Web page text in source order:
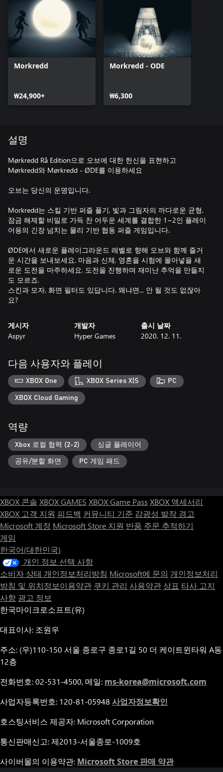
Morkredd
₩24,900+
Morkredd - ODE
₩6,300
설명
Mørkredd Rå Edition으로 오브에 대한 헌신을 표현하고
Mørkredd와 Mørkredd - ØDE를 이용하세요
오브는 당신의 운명입니다.
Morkredd는 스킬 기반 퍼즐 풀기, 빛과 그림자의 까다로운 균형,
잠금 해제할 비밀로 가득 찬 어두운 세계를 결합한 1~2인 플레이
어용의 긴장 넘치는 물리 기반 협동 퍼즐 게임입니다.
ØDE에서 새로운 플레이그라운드 레벨로 향해 오브와 함께 즐거
운 시간을 보내보세요. 마음과 신체, 영혼을 시험에 몰아넣을 새
로운 도전을 마주하세요. 도전을 진행하며 재미난 추억을 만들지
도 모르죠.
스킨과 모자, 화면 필터도 있답니다. 왜냐면... 안 될 것도 없잖아
게시자
Aspyr
개발자
Hyper Games
출시 날짜
2020. 12. 11.
다음 사용자와 플레이
XBOX One XBOX Series X|S PC
XBOX Cloud Gaming
역량
Xbox 로컬 협력 (2-2) 싱글 플레이어
공유/분할 화면 PC 게임 패드
XBOX 콘솔 XBOX GAMES XBOX Game Pass XBOX 액세서리
XBOX 고객 지원 피드백 커뮤니티 기준 감광성 발작 경고
Microsoft 계정 Microsoft Store 지원 반품 주문 추적하기
게임
한국어(대한민국)
개인 정보 선택 사항
소비자 상태 개인정보처리방침 Microsoft에 문의 개인정보처리
방침 및 위치정보이용약관 쿠키 관리 사용약관 상표 타사 고지
사항 광고 정보
한국마이크로소프트(유)
대표이사: 조원우
주소: (우)110-150 서울 종로구 종로1길 50 더 케이트윈타워 A동
12층
전화번호: 02-531-4500, 메일: ms-korea@microsoft.com
사업자등록번호: 120-81-05948 사업자정보확인
호스팅서비스 제공자: Microsoft Corporation
통신판매신고: 제2013-서울종로-1009호
사이버몰의 이용약관: Microsoft Store 판매 약관